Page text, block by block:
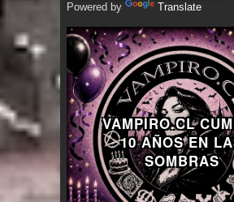
Powered by Translate
VAMPIRO.CL
10 AÑOS EN
SOMBRAS